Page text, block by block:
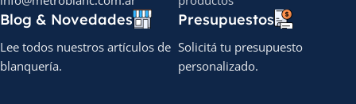
Blog & Novedades
Lee todos nuestros artículos de
blanquería.
Presupuestos
Solicitá tu presupuesto
personalizado.